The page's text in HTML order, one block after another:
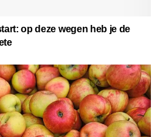
op deze wegen heb je de